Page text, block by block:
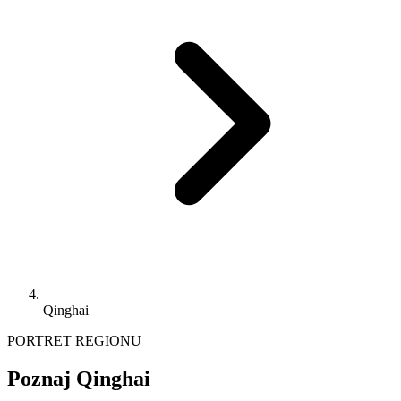
Qinghai
PORTRET REGIONU
Poznaj Qinghai